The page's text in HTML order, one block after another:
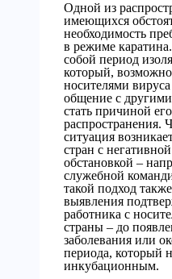
Одной из
имеющихся
необходимость
в режиме
собой период
который,
носителями
общение с
стать причиной
распространения.
ситуация
стран с
обстановкой –
служебной
такой подход
выявления
работника с
страны – до
заболевания или
периода, который
инкубационным.